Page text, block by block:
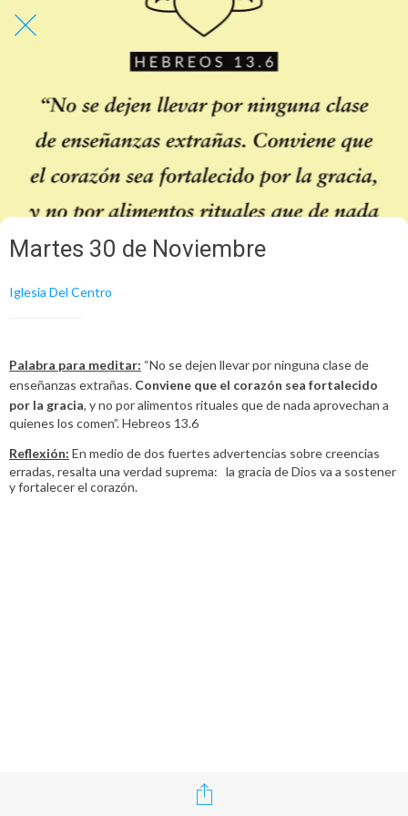
Martes 30 de Noviembre
Iglesia Del Centro
Palabra para meditar: “No se dejen llevar por ninguna clase de
enseñanzas extrañas. Conviene que el corazón sea fortalecido
por la gracia, y no por alimentos rituales que de nada aprovechan a
quienes los comen”. Hebreos 13.6
Reflexión: En medio de dos fuertes advertencias sobre creencias
erradas, resalta una verdad suprema: la gracia de Dios va a sostener
y fortalecer el corazón.